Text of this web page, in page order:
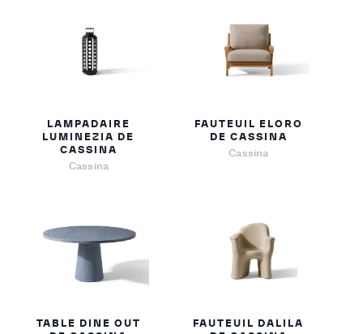
LAMPADAIRE
LUMINEZIA DE
CASSINA
Cassina
FAUTEUIL ELORO
DE CASSINA
Cassina
TABLE DINE OUT
FAUTEUIL DALILA